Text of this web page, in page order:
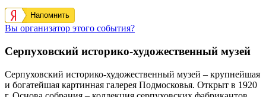
Напомнить
Вы организатор этого события?
Серпуховский историко-художественный музей
Серпуховский историко-художественный музей – крупнейшая
и богатейшая картинная галерея Подмосковья. Открыт в 1920